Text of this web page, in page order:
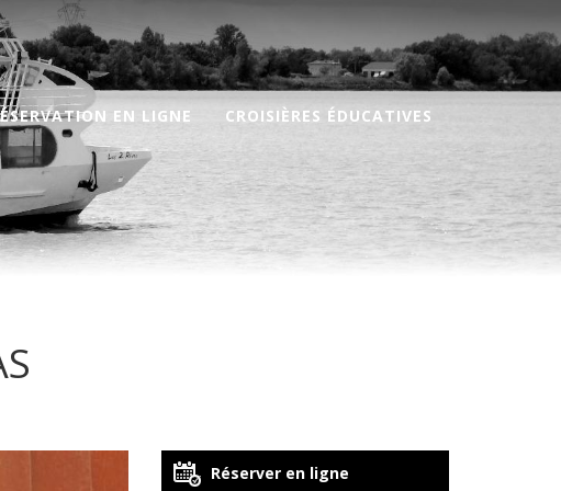
EN LIGNE CROISIÈRES ÉDUCATIVES
Réserver en ligne